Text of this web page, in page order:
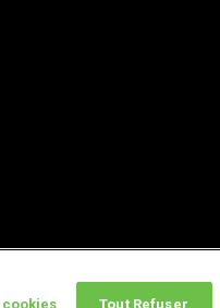
Tout Refuser